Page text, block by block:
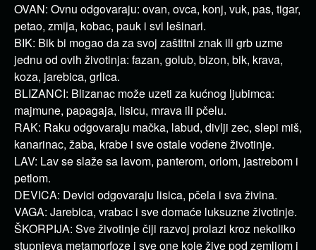
OVAN: Ovnu odgovaraju: ovan, ovca, konj, vuk, pas, tigar,
petao, zmija, kobac, pauk i svi lešinari.
BIK: Bik bi mogao da za svoj zaštitni znak ili grb uzme
jednu od ovih životinja: fazan, golub, bizon, bik, krava,
koza, jarebica, grlica.
BLIZANCI: Blizanac može uzeti za kućnog ljubimca:
majmune, papagaja, lisicu, mrava ili pčelu.
RAK: Raku odgovaraju mačka, labud, divlji zec, slepi miš,
kanarinac, žaba, krabe i sve ostale vodene životinje.
LAV: Lav se slaže sa lavom, panterom, orlom, jastrebom i
petlom.
DEVICA: Devici odgovaraju lisica, pčela i sva živina.
VAGA: Jarebica, vrabac i sve domaće luksuzne životinje.
ŠKORPIJA: Sve životinje čiji razvoj prolazi kroz nekoliko
stupnjeva metamorfoze i sve one koje žive pod zemljom i